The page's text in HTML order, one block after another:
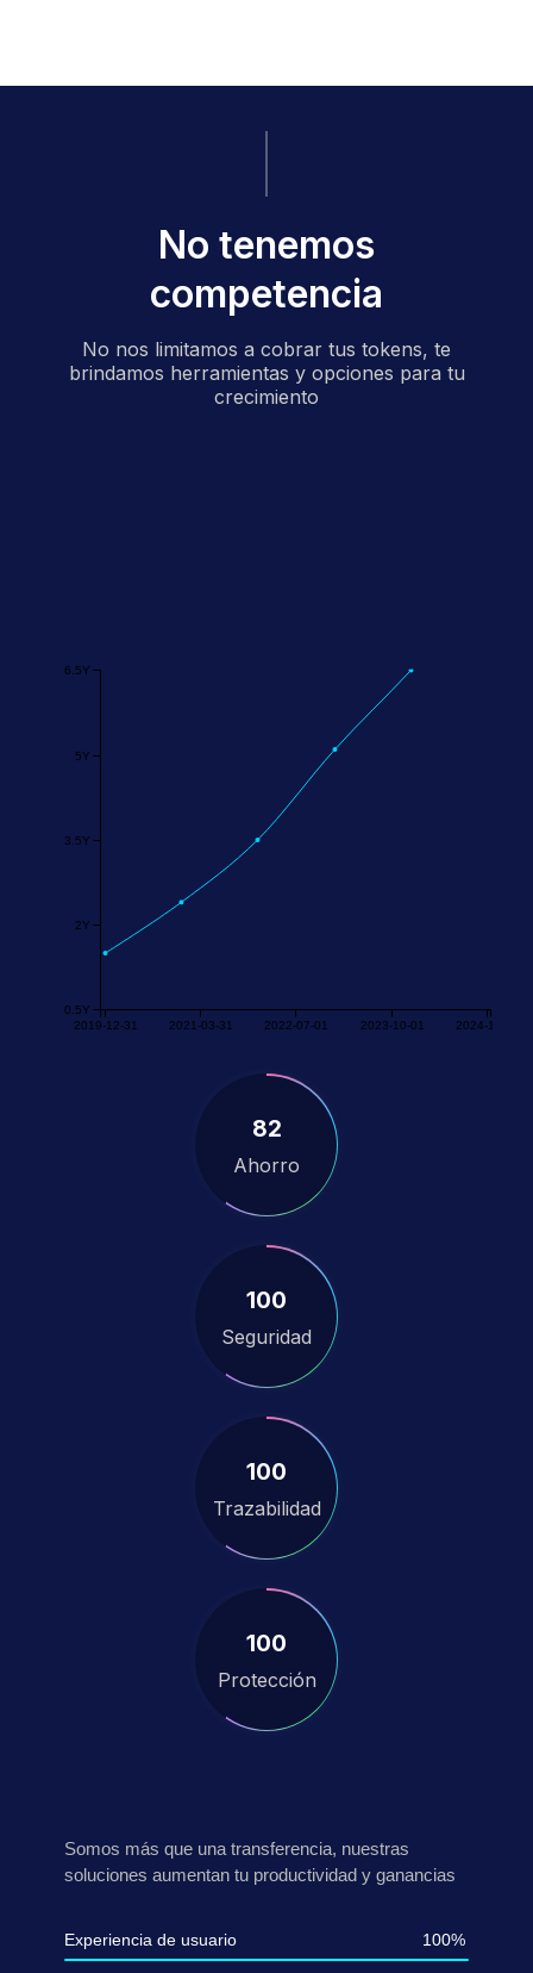
No tenemos
competencia
No nos limitamos a cobrar tus tokens, te
brindamos herramientas y opciones para tu
crecimiento
2019-12-31 2021-03-31 2022-07-01 2023-10-01 2024-12-31
0.5Y
2Y
3.5Y
5Y
6.5Y
82
Ahorro
100
Seguridad
100
Trazabilidad
100
Protección
Somos más que una transferencia, nuestras
soluciones aumentan tu productividad y ganancias
Experiencia de usuario 100%